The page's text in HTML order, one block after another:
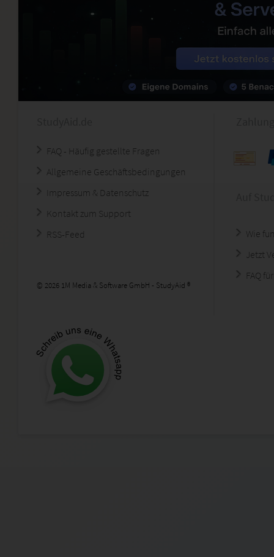
FAQ - Häufig gestellte Fragen
Allgemeine Geschäftsbedingungen
Impressum & Datenschutz
Kontakt zum Support
RSS-Feed
© 2026 1M Media & Software GmbH - StudyAid ®
Wie
Jetzt
FAQ